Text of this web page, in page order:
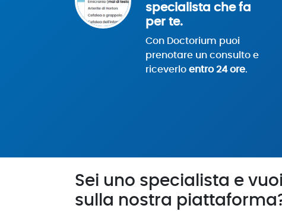
specialista che fa
per te.
Con Doctorium puoi
prenotare un consulto e
riceverlo entro 24 ore.
Sei uno specialista e
sulla nostra